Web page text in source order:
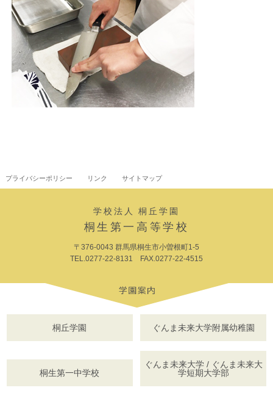
プライバシーポリシー リンク サイトマップ
学校法人 桐丘学園
桐生第一高等学校
〒376-0043 群馬県桐生市小曽根町1-5
TEL.0277-22-8131 FAX.0277-22-4515
桐丘学園 ぐんま未来大学附属幼稚園
桐生第一中学校
ぐんま未来大学 / ぐんま未来大
学短期大学部